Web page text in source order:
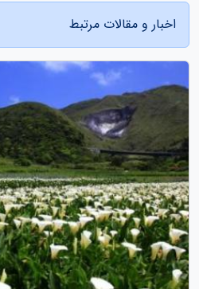
اخبار و مقالات مرتبط